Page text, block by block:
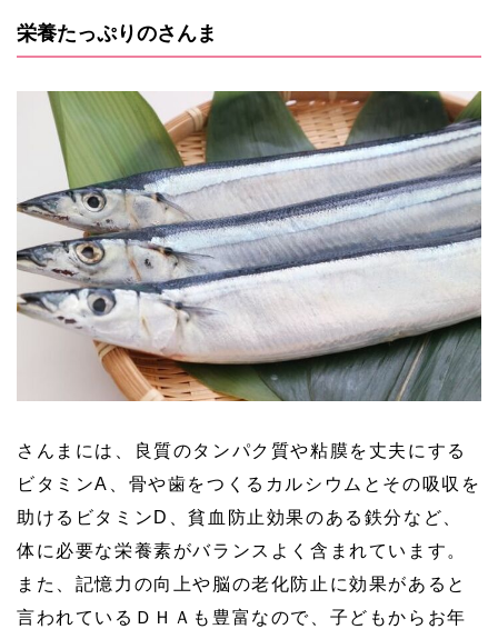
栄養たっぷりのさんま
さんまには、良質のタンパク質や粘膜を丈夫にする
ビタミンA、骨や歯をつくるカルシウムとその吸収を
助けるビタミンD、貧血防止効果のある鉄分など、
体に必要な栄養素がバランスよく含まれています。
また、記憶力の向上や脳の老化防止に効果があると
言われているＤＨＡも豊富なので、子どもからお年